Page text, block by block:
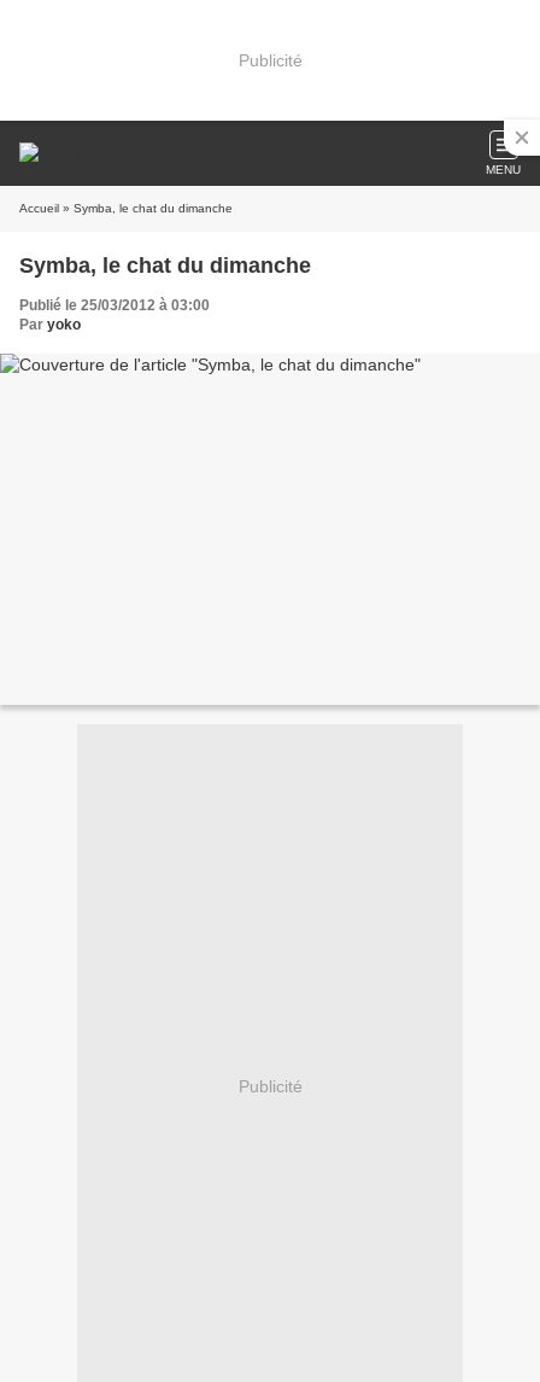
Publicité
MENU
Accueil » Symba, le chat du dimanche
Symba, le chat du dimanche
Publié le 25/03/2012 à 03:00
Par yoko
Publicité